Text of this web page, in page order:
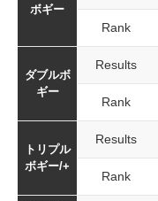
ボギー
Rank
ダブルボ
ギー
Results
Rank
トリプル
ボギー/+
Results
Rank